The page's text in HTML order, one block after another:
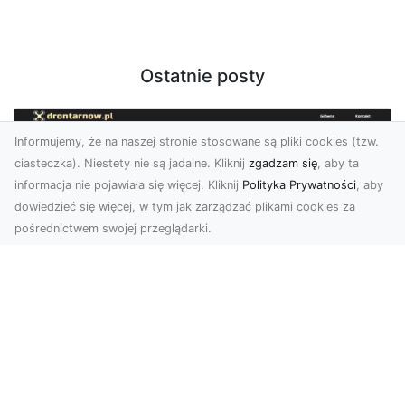
Ostatnie posty
Informujemy, że na naszej stronie stosowane są pliki cookies (tzw.
ciasteczka). Niestety nie są jadalne. Kliknij zgadzam się, aby ta
informacja nie pojawiała się więcej. Kliknij Polityka Prywatności, aby
dowiedzieć się więcej, w tym jak zarządzać plikami cookies za
pośrednictwem swojej przeglądarki.